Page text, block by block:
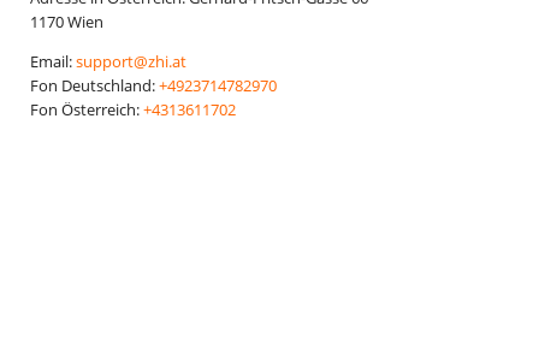
1170Wien
Email:support@zhi.at
Fon Deutschland:+4923714782970
Fon Österreich:+4313611702